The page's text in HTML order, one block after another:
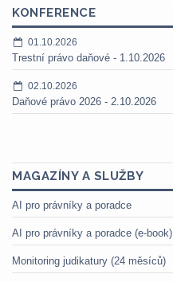
KONFERENCE
01.10.2026
Trestní právo daňové - 1.10.2026
02.10.2026
Daňové právo 2026 - 2.10.2026
MAGAZÍNY A SLUŽBY
AI pro právníky a poradce
AI pro právníky a poradce (e-book)
Monitoring judikatury (24 měsíců)